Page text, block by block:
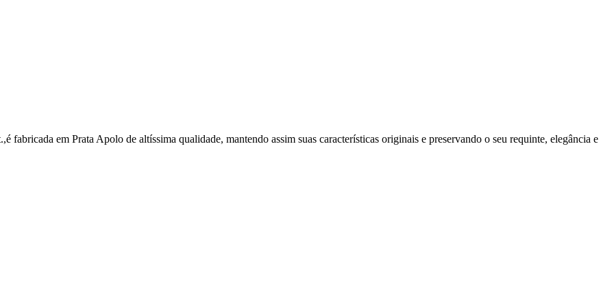
em Prata Apolo de altíssima qualidade, mantendo assim suas características originais e preservando o seu requinte, elegância e